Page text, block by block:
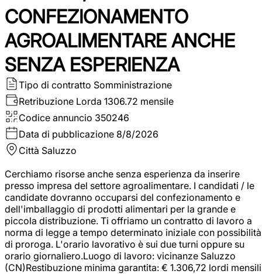
CONFEZIONAMENTO
AGROALIMENTARE ANCHE
SENZA ESPERIENZA
Tipo di contratto Somministrazione
Retribuzione Lorda 1306.72 mensile
Codice annuncio 350246
Data di pubblicazione 8/8/2026
Città Saluzzo
Cerchiamo risorse anche senza esperienza da inserire
presso impresa del settore agroalimentare. I candidati / le
candidate dovranno occuparsi del confezionamento e
dell'imballaggio di prodotti alimentari per la grande e
piccola distribuzione. Ti offriamo un contratto di lavoro a
norma di legge a tempo determinato iniziale con possibilità
di proroga. L'orario lavorativo è sui due turni oppure su
orario giornaliero.Luogo di lavoro: vicinanze Saluzzo
(CN)Restibuzione minima garantita: € 1.306,72 lordi mensili